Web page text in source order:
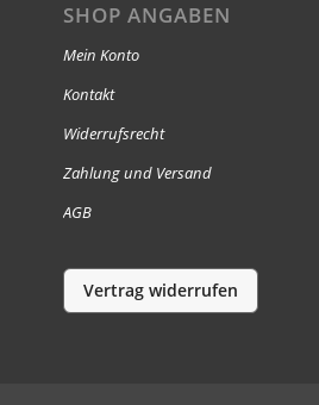
SHOP ANGABEN
Mein Konto
Kontakt
Widerrufsrecht
Zahlung und Versand
AGB
Vertrag widerrufen